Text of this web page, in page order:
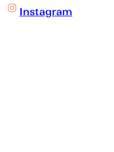
Instagram